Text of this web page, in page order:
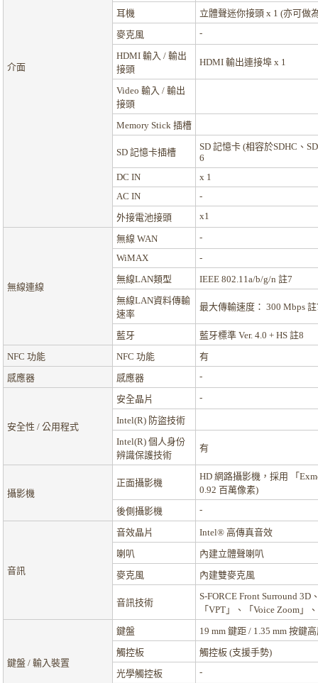
介面
耳機
立體聲迷你接頭 x 1 (亦可做
麥克風
-
HDMI 輸入 / 輸出
接頭
HDMI 輸出連接埠 x 1
Video 輸入 / 輸出
接頭
Memory Stick 插槽
SD 記憶卡插槽
SD 記憶卡 (相容於SDHC、
6
DC IN
x 1
AC IN
-
外接電池接頭
x1
無線連線
無線 WAN
-
WiMAX
-
無線LAN類型
IEEE 802.11a/b/g/n 註7
無線LAN資料傳輸
速率
最大傳輸速度： 300 Mbps
藍牙 藍牙標準 Ver. 4.0 + HS 註8
NFC 功能
NFC 功能
有
感應器
感應器 -
安全性 / 公用程式
安全晶片 -
Intel(R) 防盜技術
Intel(R) 個人身份
辨識保護技術
有
攝影機
正面攝影機
HD 網路攝影機，採用 「
0.92 百萬像素)
後側攝影機
-
音訊
音效晶片
Intel® 高傳真音效
喇叭
內建立體聲喇叭
麥克風
內建雙麥克風
音訊技術
S-FORCE Front Surround
「VPT」、「Voice Zoom」
鍵盤 / 輸入裝置
鍵盤
19 mm 鍵距 / 1.35 mm 按鍵
觸控板
觸控板 (支援手勢)
光學觸控板
-